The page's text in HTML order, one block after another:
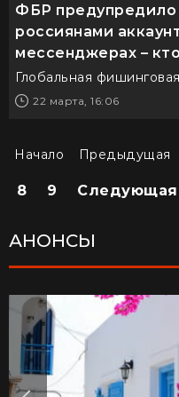
ФБР предупредило
россиянами
мессенджерах –
Глобальная
22 марта, 16:06
Начало Предыдущая
8 9 Следующая
АНОНСЫ